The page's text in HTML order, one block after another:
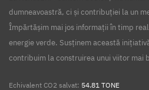
dumneavoastră, ci și contribuției la un
Împărtășim mai jos informații în timp
energie verde. Susținem această
contribuim la construirea unui viitor mai
Echivalent CO2 salvat: 54.81 TONE